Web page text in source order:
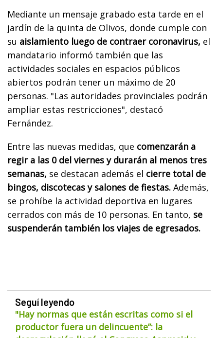
Mediante un mensaje grabado esta tarde en el
jardín de la quinta de Olivos, donde cumple con
su aislamiento luego de contraer coronavirus, el
mandatario informó también que las
actividades sociales en espacios públicos
abiertos podrán tener un máximo de 20
personas. "Las autoridades provinciales podrán
ampliar estas restricciones", destacó
Fernández.
Entre las nuevas medidas, que comenzarán a
regir a las 0 del viernes y durarán al menos tres
semanas, se destacan además el cierre total de
bingos, discotecas y salones de fiestas. Además,
se prohíbe la actividad deportiva en lugares
cerrados con más de 10 personas. En tanto, se
suspenderán también los viajes de egresados.
Seguí leyendo
"Hay normas que están escritas como si el
productor fuera un delincuente”: la